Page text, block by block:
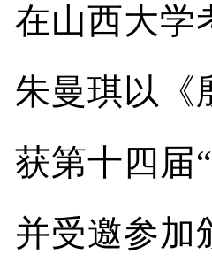
在山西大学
朱曼琪以《
获第十四届“
并受邀参加